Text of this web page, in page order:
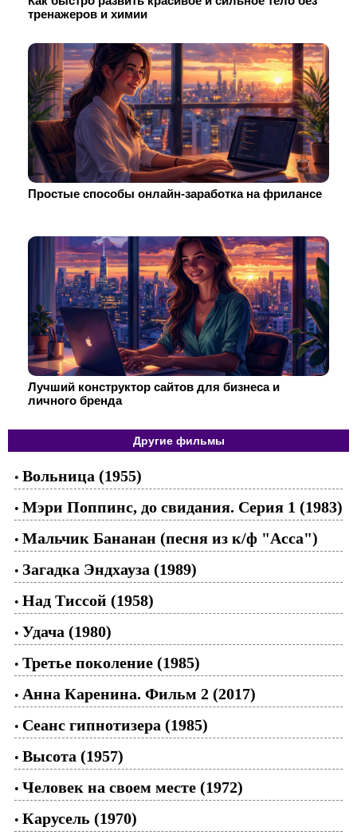
тренажеров и химии
Простые способы онлайн-заработка на фрилансе
Лучший конструктор сайтов для бизнеса и
личного бренда
Другие фильмы
• Вольница (1955)
• Мэри Поппинс, до свидания. Серия 1 (1983)
• Мальчик Бананан (песня из к/ф "Асса")
• Загадка Эндхауза (1989)
• Над Тиссой (1958)
• Удача (1980)
• Третье поколение (1985)
• Анна Каренина. Фильм 2 (2017)
• Сеанс гипнотизера (1985)
• Высота (1957)
• Человек на своем месте (1972)
• Карусель (1970)